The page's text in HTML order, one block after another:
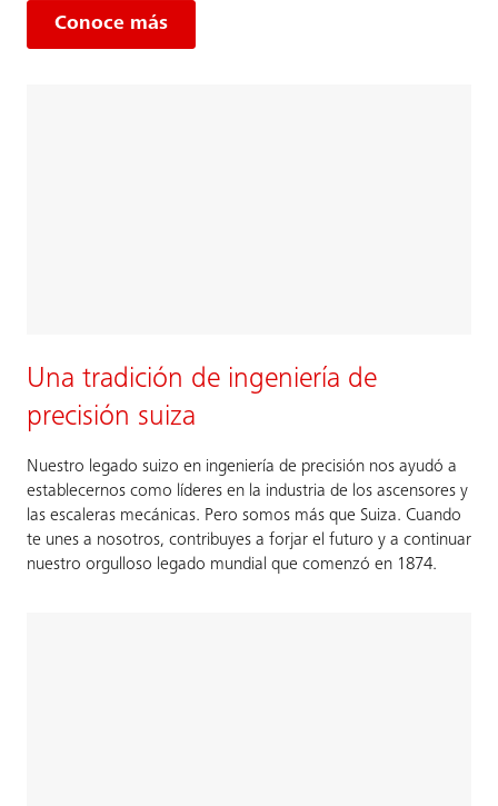
Conoce más
Una tradición de ingeniería de
precisión suiza
Nuestro legado suizo en ingeniería de precisión nos ayudó a
establecernos como líderes en la industria de los ascensores y
las escaleras mecánicas. Pero somos más que Suiza. ​Cuando
te unes a nosotros, contribuyes a forjar el futuro y a continuar
nuestro orgulloso legado mundial que comenzó en 1874.